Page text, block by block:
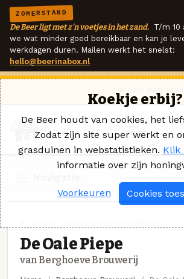
ZOMERSTAND
De Beer ligt met z'n voetjes in het zand. T/m 10
we wat minder goed bereikbaar en kan je
werkdagen duren. Mailen werkt het snelst:
hello@beerinabox.nl
De Oale Piepe
van Berghoeve Brouwerij
Koekje erbij?
De Beer houdt van cookies, het
Zodat zijn site super werkt en
grasduinen in webstatistieken. Klik
informatie over zijn
Voorkeuren Cookies